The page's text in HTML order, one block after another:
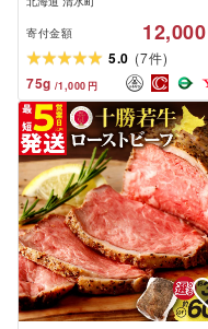
寄付金額 12,000
5.0 (7件)
75g /1,000 円